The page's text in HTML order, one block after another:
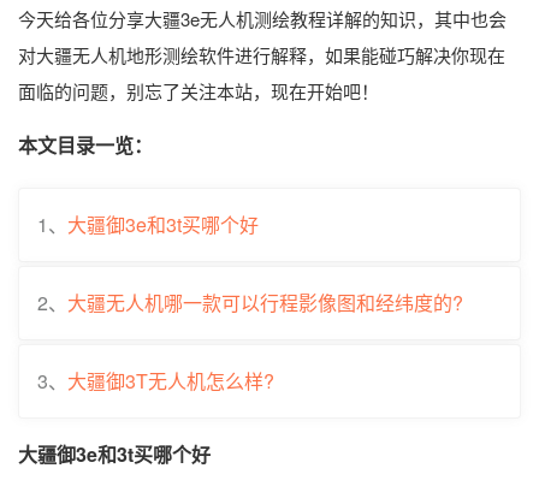
今天给各位分享大疆3e无人机测绘教程详解的知识，其中也会
对大疆无人机地形测绘软件进行解释，如果能碰巧解决你现在
面临的问题，别忘了关注本站，现在开始吧！
本文目录一览：
1、 大疆御3e和3t买哪个好
2、 大疆无人机哪一款可以行程影像图和经纬度的?
3、 大疆御3T无人机怎么样?
大疆御3e和3t买哪个好